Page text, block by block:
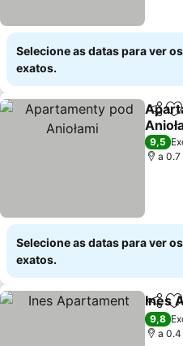
Selecione as datas para ver
exatos.
Ver
9,5
a 0.7
Selecione as datas para ver
exatos.
Ines
9,8
a 0.4